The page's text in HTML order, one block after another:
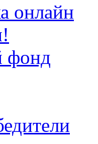
онлайн
фонд